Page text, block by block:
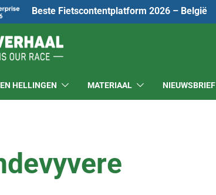
Beste Fietscontentplatform 2026 – België
HELLINGEN MATERIAAL NIEUWSBRIEF